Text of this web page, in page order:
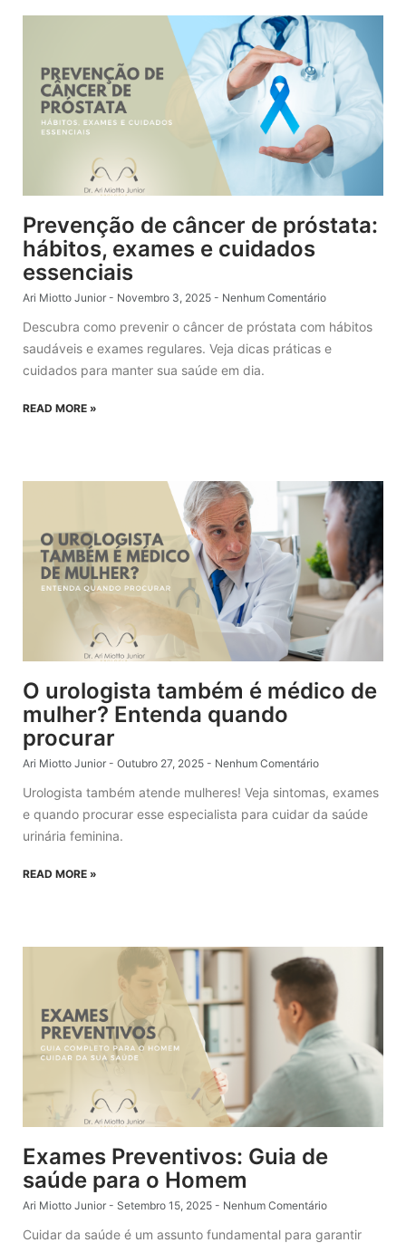
Prevenção de câncer de próstata:
hábitos, exames e cuidados
essenciais
Ari Miotto Junior Novembro 3, 2025 Nenhum Comentário
Descubra como prevenir o câncer de próstata com hábitos
saudáveis e exames regulares. Veja dicas práticas e
cuidados para manter sua saúde em dia.
READ MORE »
O urologista também é médico de
mulher? Entenda quando
procurar
Ari Miotto Junior Outubro 27, 2025 Nenhum Comentário
Urologista também atende mulheres! Veja sintomas, exames
e quando procurar esse especialista para cuidar da saúde
urinária feminina.
READ MORE »
Exames Preventivos: Guia de
saúde para o Homem
Ari Miotto Junior Setembro 15, 2025 Nenhum Comentário
Cuidar da saúde é um assunto fundamental para garantir